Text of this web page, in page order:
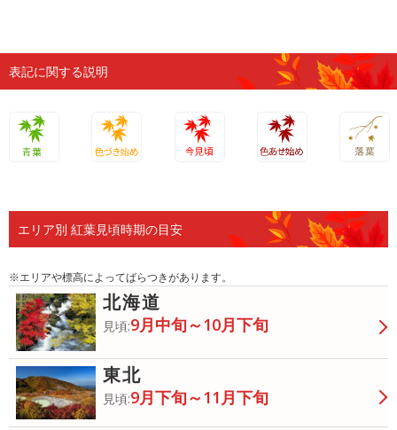
表記に関する説明
エリア別 紅葉見頃時期の目安
※エリアや標高によってばらつきがあります。
北海道
見頃:9月中旬～10月下旬
東北
見頃:9月下旬～11月下旬